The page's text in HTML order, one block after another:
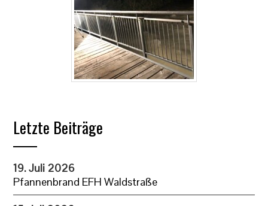
Letzte Beiträge
19. Juli 2026
Pfannenbrand EFH Waldstraße